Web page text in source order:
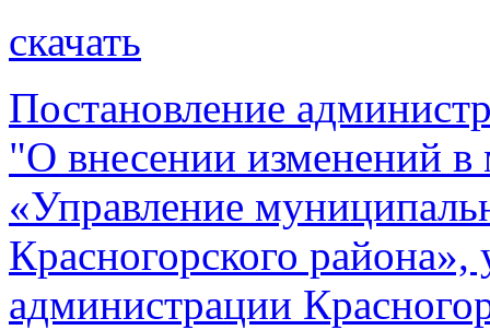
скачать
Постановление
"О внесении изменений
«Управление
Красногорского
администрации